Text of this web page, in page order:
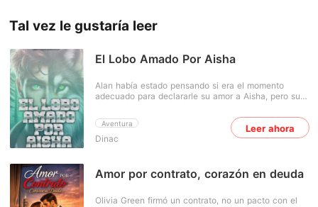
Tal vez le gustaría leer
El Lobo Amado Por Aisha
Aventura
Dinac
Alan había estado pensando si era el momento
adecuado para declararle su amor a Aisha, pero su
declararse. Ya que tuvo una relación oculta con la
mujer del Alfa, y esto le había dado mala fama, y
causado problemas. Una noche él había sentido que
Aisha, pero este no dio por vencido y continuó sus
conquistas hasta al fin lograrlo. Primeramente se
conquistarla. Alan pensó que el que el Alfa de la
Leer ahora
Amor por contrato, corazón en deuda
Olivia Green firmó un contrato, no un pacto con el